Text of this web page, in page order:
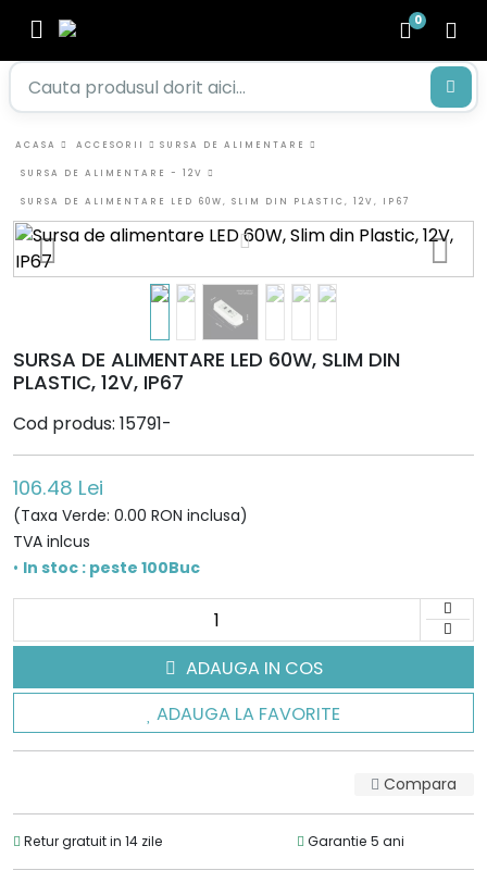
0
ACASA ACCESORII SURSA DE ALIMENTARE
SURSA DE ALIMENTARE - 12V
SURSA DE ALIMENTARE LED 60W, SLIM DIN PLASTIC, 12V, IP67
SURSA DE ALIMENTARE LED 60W, SLIM DIN
PLASTIC, 12V, IP67
Cod produs: 15791-
106.48 Lei
(Taxa Verde: 0.00 RON inclusa)
TVA inlcus
• In stoc : peste 100Buc
ADAUGA IN COS
ADAUGA LA FAVORITE
Compara
Retur gratuit in 14 zile Garantie 5 ani